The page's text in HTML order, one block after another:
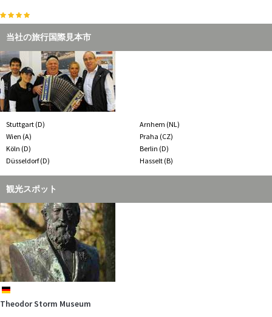
Hunde lieben die Strände der Lübecker Bucht! Unsere maritimen
Strandhäuser am…mehr
Stellen Sie die Geografie "auf den Kopf" und wandern zwischen
"Rußland" und "Ame…mehr
当社の旅行国際見本市
Stuttgart (D)
Arnhem (NL)
Wien (A)
Praha (CZ)
Köln (D)
Berlin (D)
Düsseldorf (D)
Hasselt (B)
観光スポット
de
Auswandererhaus
de
Theodor Storm Museum
de
Ocean Wave
de
Kunsthalle Emden
de
Kugelbake
de
Wasserschloss Mellenthin
de
Mönchguter Museen
de
Tauchgondel
de
Fischerstube
de
Deutsches Bernsteinmuseum
de
Pfarrwitwenhaus
de
Emssperrwerk
de
Alte Seilerei
nl
Zuiderzeemuseum
de
BLUMENREICH Blumenhalle & Gartenpark
de
Danewerk und Danewerkmuseum
de
Magister Troels ARNKIELPARK